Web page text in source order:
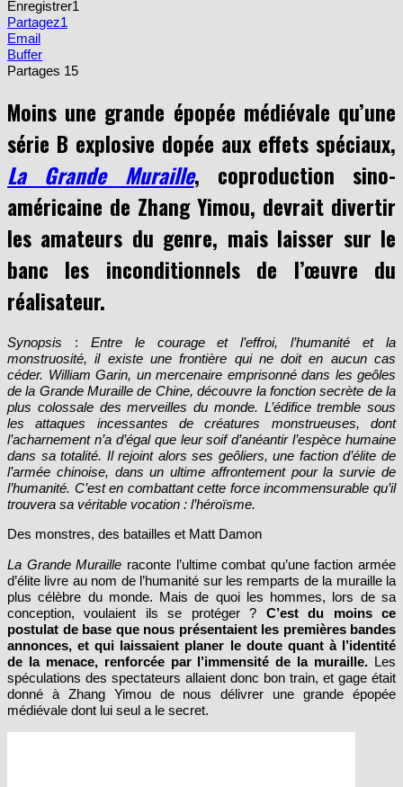
Partagez1
Email
Buffer
Partages 15
Moins une grande épopée médiévale qu’une
série B explosive dopée aux effets spéciaux,
La Grande Muraille, coproduction sino-
américaine de Zhang Yimou, devrait divertir
les amateurs du genre, mais laisser sur le
banc les inconditionnels de l’œuvre du
réalisateur.
Synopsis : Entre le courage et l’effroi, l’humanité et la
monstruosité, il existe une frontière qui ne doit en aucun cas
céder. William Garin, un mercenaire emprisonné dans les geôles
de la Grande Muraille de Chine, découvre la fonction secrète de la
plus colossale des merveilles du monde. L’édifice tremble sous
les attaques incessantes de créatures monstrueuses, dont
l’acharnement n’a d’égal que leur soif d’anéantir l’espèce humaine
dans sa totalité. Il rejoint alors ses geôliers, une faction d’élite de
l’armée chinoise, dans un ultime affrontement pour la survie de
l’humanité. C’est en combattant cette force incommensurable qu’il
trouvera sa véritable vocation : l’héroïsme.
Des monstres, des batailles et Matt Damon
La Grande Muraille raconte l’ultime combat qu’une faction armée
d’élite livre au nom de l’humanité sur les remparts de la muraille la
plus célèbre du monde. Mais de quoi les hommes, lors de sa
conception, voulaient ils se protéger ? C’est du moins ce
postulat de base que nous présentaient les premières bandes
annonces, et qui laissaient planer le doute quant à l’identité
de la menace, renforcée par l’immensité de la muraille.
Les
spéculations des spectateurs allaient donc bon train, et gage était
donné à Zhang Yimou de nous délivrer une grande épopée
médiévale dont lui seul a le secret.